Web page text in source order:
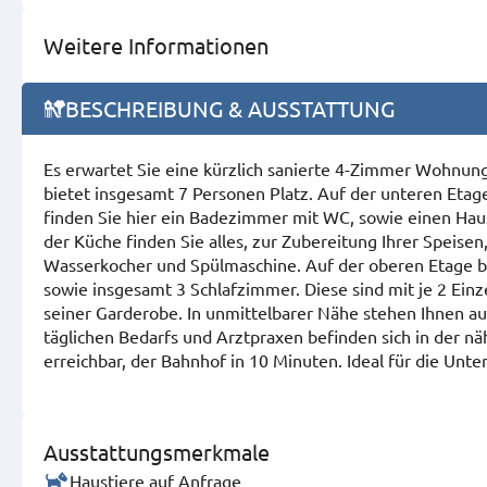
Weitere Informationen
BESCHREIBUNG & AUSSTATTUNG
Es erwartet Sie eine kürzlich sanierte 4-Zimmer
bietet insgesamt 7 Personen Platz. Auf der unteren
finden Sie hier ein Badezimmer mit WC, sowie einen
der Küche finden Sie alles, zur Zubereitung Ihrer
Wasserkocher und Spülmaschine. Auf der oberen
sowie insgesamt 3 Schlafzimmer. Diese sind mit je 2
seiner Garderobe. In unmittelbarer Nähe stehen Ihnen
täglichen Bedarfs und Arztpraxen befinden sich in der
erreichbar, der Bahnhof in 10 Minuten. Ideal für die
Ausstattungsmerkmale
Haustiere auf Anfrage